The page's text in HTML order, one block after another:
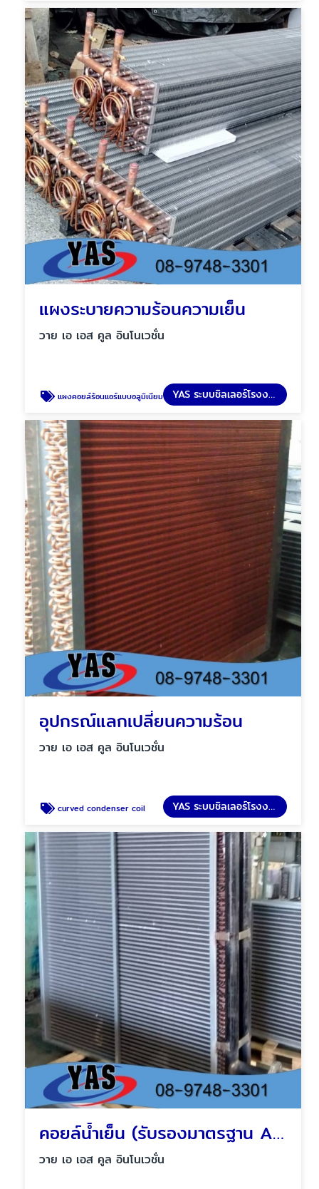
แผงระบายความร้อนความเย็น
วาย เอ เอส คูล อินโนเวชั่น
แผงคอยล์ร้อนแอร์แบบอลูมิเนียม YAS ระบบชิลเลอร์โรงงาน
อุปกรณ์แลกเปลี่ยนความร้อน
วาย เอ เอส คูล อินโนเวชั่น
curved condenser coil YAS ระบบชิลเลอร์โรงงาน
คอยล์น้ำเย็น (รับรองมาตรฐาน AHRI)
วาย เอ เอส คูล อินโนเวชั่น